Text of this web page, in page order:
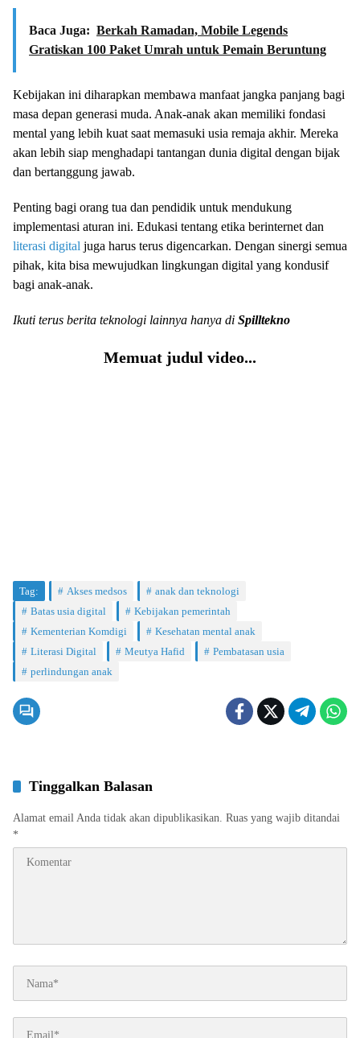
Baca Juga: Berkah Ramadan, Mobile Legends
Gratiskan 100 Paket Umrah untuk Pemain Beruntung
Kebijakan ini diharapkan membawa manfaat jangka panjang bagi
masa depan generasi muda. Anak-anak akan memiliki fondasi
mental yang lebih kuat saat memasuki usia remaja akhir. Mereka
akan lebih siap menghadapi tantangan dunia digital dengan bijak
dan bertanggung jawab.
Penting bagi orang tua dan pendidik untuk mendukung
implementasi aturan ini. Edukasi tentang etika berinternet dan
literasi digital juga harus terus digencarkan. Dengan sinergi semua
pihak, kita bisa mewujudkan lingkungan digital yang kondusif
bagi anak-anak.
Ikuti terus berita teknologi lainnya hanya di Spilltekno
Memuat judul video...
Tag: Akses medsos
anak dan teknologi
Batas usia digital
Kebijakan pemerintah
Kementerian Komdigi
Kesehatan mental anak
Literasi Digital
Meutya Hafid
Pembatasan usia
perlindungan anak
Tinggalkan Balasan
Alamat email Anda tidak akan dipublikasikan. Ruas yang wajib ditandai
*